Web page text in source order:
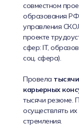
совместном
образования
управления
проекте
сфер: IT,
соц. сфера).
Провела
карьерных
тысячи резюме.
осуществлять
стремления.